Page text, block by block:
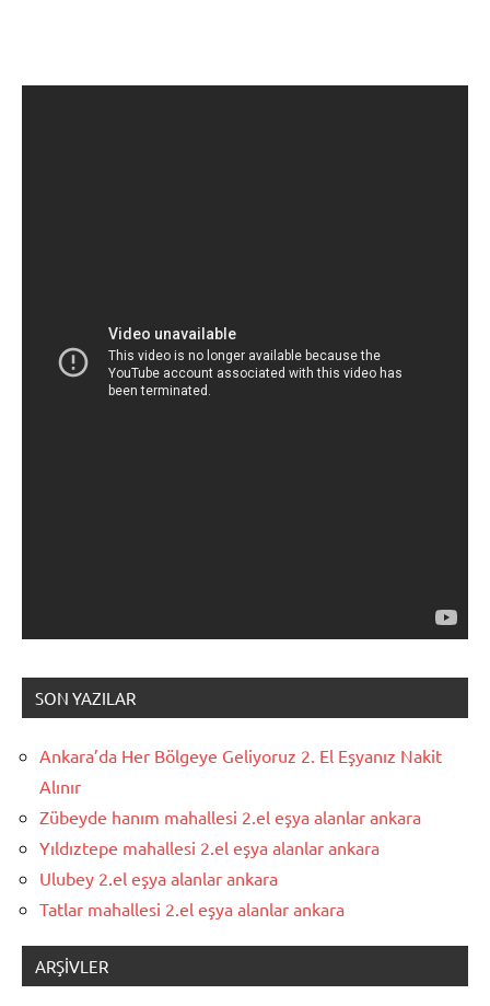
SON YAZILAR
Ankara’da Her Bölgeye Geliyoruz 2. El Eşyanız Nakit
Alınır
Zübeyde hanım mahallesi 2.el eşya alanlar ankara
Yıldıztepe mahallesi 2.el eşya alanlar ankara
Ulubey 2.el eşya alanlar ankara
Tatlar mahallesi 2.el eşya alanlar ankara
ARŞIVLER